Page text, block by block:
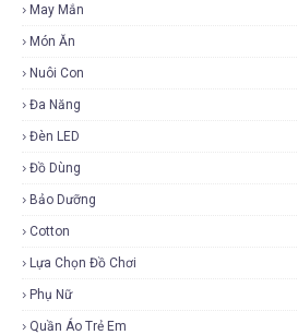
May Mắn
Món Ăn
Nuôi Con
Đa Năng
Đèn LED
Đồ Dùng
Bảo Dưỡng
Cotton
Lựa Chọn Đồ Chơi
Phụ Nữ
Quần Áo Trẻ Em